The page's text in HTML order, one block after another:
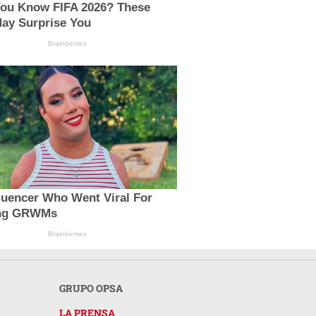
Know FIFA 2026? These
Surprise You
Brainberries
Who Went Viral For
GRWMs
Brainberries
GRUPO OPSA
LA PRENSA